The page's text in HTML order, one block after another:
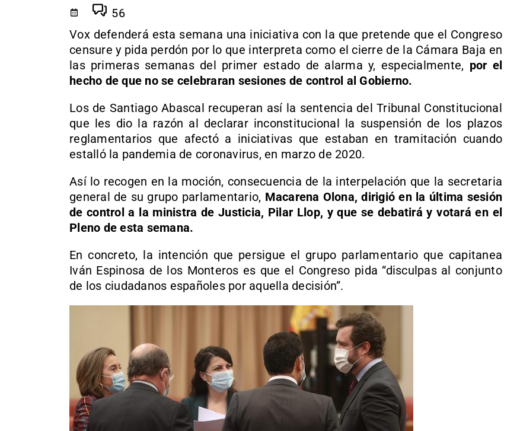
56
Vox defenderá esta semana una iniciativa con la que pretende que el Congreso
censure y pida perdón por lo que interpreta como el cierre de la Cámara Baja en
las primeras semanas del primer estado de alarma y, especialmente, por el
hecho de que no se celebraran sesiones de control al Gobierno.
Los de Santiago Abascal recuperan así la sentencia del Tribunal Constitucional
que les dio la razón al declarar inconstitucional la suspensión de los plazos
reglamentarios que afectó a iniciativas que estaban en tramitación cuando
estalló la pandemia de coronavirus, en marzo de 2020.
Así lo recogen en la moción, consecuencia de la interpelación que la secretaria
general de su grupo parlamentario, Macarena Olona, dirigió en la última sesión
de control a la ministra de Justicia, Pilar Llop, y que se debatirá y votará en el
Pleno de esta semana.
En concreto, la intención que persigue el grupo parlamentario que capitanea
Iván Espinosa de los Monteros es que el Congreso pida “disculpas al conjunto
de los ciudadanos españoles por aquella decisión”.